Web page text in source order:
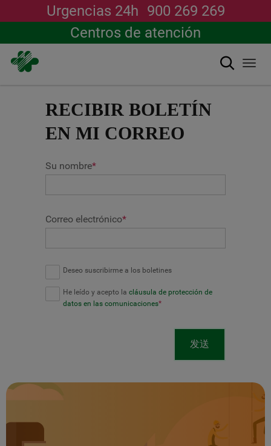
Urgencias 24h 900 269 269
Centros de atención
搜索
RECIBIR BOLETÍN
EN MI CORREO
Su nombre*
Correo electrónico*
Deseo suscribirme a los boletines
He leído y acepto la cláusula de protección de
datos en las comunicaciones*
发送